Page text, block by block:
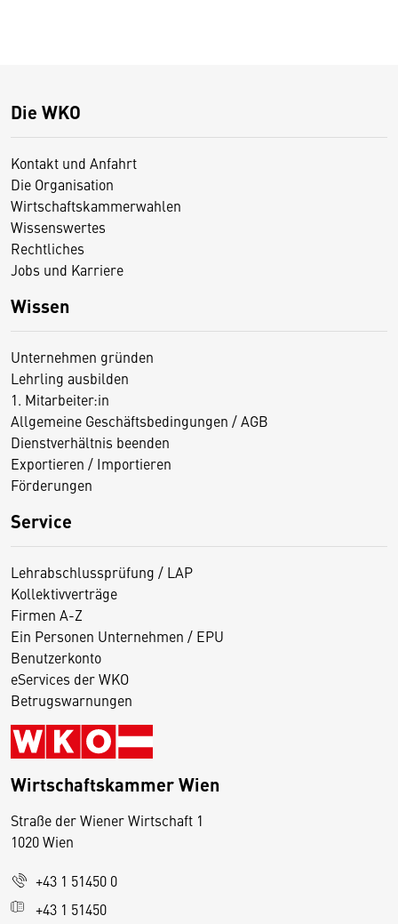
Die WKO
Kontakt und Anfahrt
Die Organisation
Wirtschaftskammerwahlen
Wissenswertes
Rechtliches
Jobs und Karriere
Wissen
Unternehmen gründen
Lehrling ausbilden
1. Mitarbeiter:in
Allgemeine Geschäftsbedingungen / AGB
Dienstverhältnis beenden
Exportieren / Importieren
Förderungen
Service
Lehrabschlussprüfung / LAP
Kollektivverträge
Firmen A-Z
Ein Personen Unternehmen / EPU
Benutzerkonto
eServices der WKO
Betrugswarnungen
Wirtschaftskammer Wien
Straße der Wiener Wirtschaft 1
1020 Wien
+43 1 51450 0
+43 1 51450
D